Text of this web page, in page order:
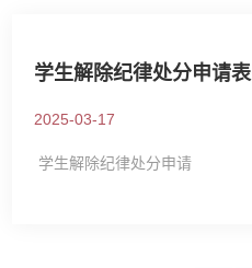
学生解除纪律处分申请表
2025-03-17
学生解除纪律处分申请